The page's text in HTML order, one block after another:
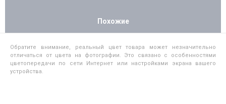
Похожие
Обратите внимание, реальный цвет товара может незначительно
отличаться от цвета на фотографии. Это связано с особенностями
цветопередачи по сети Интернет или настройками экрана вашего
устройства.